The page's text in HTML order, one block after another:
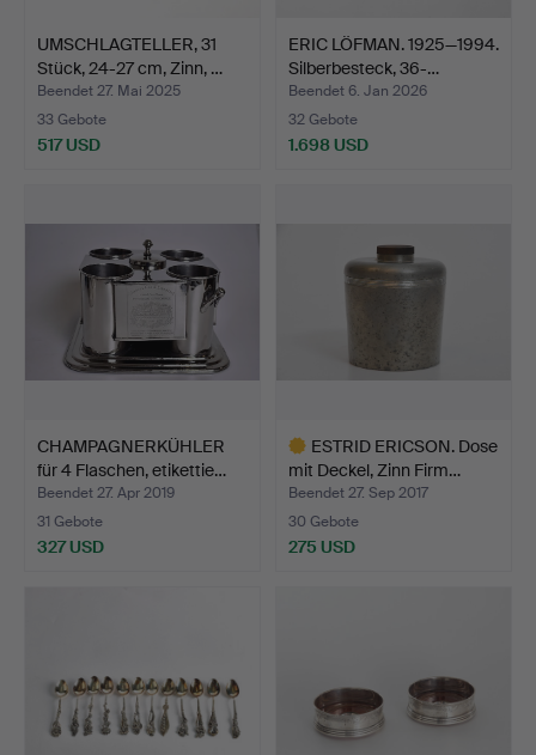
UMSCHLAGTELLER, 31
Stück, 24-27 cm, Zinn, …
Beendet 27. Mai 2025
33 Gebote
517 USD
ERIC LÖFMAN. 1925—1994.
Silberbesteck, 36-…
Beendet 6. Jan 2026
32 Gebote
1.698 USD
CHAMPAGNERKÜHLER
für 4 Flaschen, etikettie…
Beendet 27. Apr 2019
31 Gebote
327 USD
ESTRID ERICSON. Dose
mit Deckel, Zinn Firm…
Beendet 27. Sep 2017
30 Gebote
275 USD